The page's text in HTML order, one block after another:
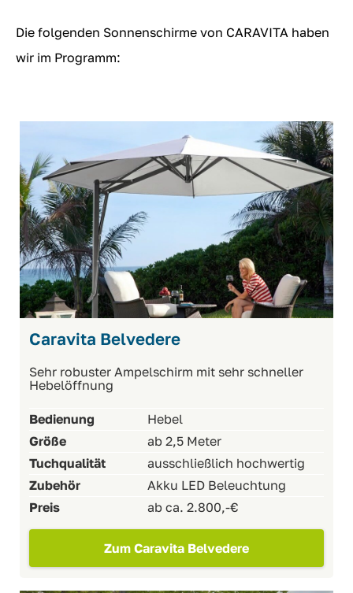
Die folgenden Sonnenschirme von CARAVITA haben
wir im Programm:
Caravita Belvedere
Sehr robuster Ampelschirm mit sehr schneller
Hebelöffnung
Bedienung
Hebel
Größe
ab 2,5 Meter
Tuchqualität
ausschließlich hochwertig
Zubehör
Akku LED Beleuchtung
Preis
ab ca. 2.800,-€
Zum Caravita Belvedere